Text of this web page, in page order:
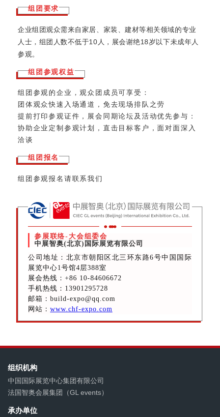
组团要求
企业组团观众需来自家居、家装、建材等相关领域的专业
人士，组团人数不低于10人，展会谢绝18岁以下未成年人
参观 。
组团参观权益
组团参观的企业，观众团成员可享受：
团体观众快速入场通道，免去现场排队之劳
提前打印参观证件，展会同期论坛及活动优先参与：
协助企业定制参观计划，直击目标客户，面对面深入
洽谈
组团报名
组团参观报名请联系我们
参展联络-大会组委会
中展智奥(北京)国际展览有限公司
公司地址：北京市朝阳区北三环东路6号中国国际
展览中心1号馆4层388室
展会热线 ：+86 10-84606672
手机热线：13901295728
邮箱：build-expo@qq.com
网站： www.chf-expo.com
组织机构
中国国际展览中心集团有限公司
法国智奥会展集团（GL events）
承办单位